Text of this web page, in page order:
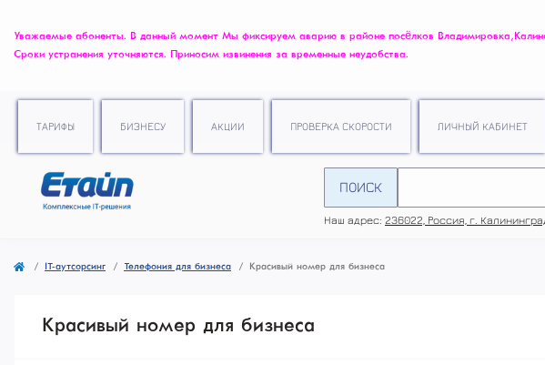
Уважаемые абоненты. В данный момент Мы фиксируем аварию в районе посёлков Владимировка,
Сроки устранения уточняются. Приносим извинения за временные неудобства.
ТАРИФЫ БИЗНЕСУ АКЦИИ ПРОВЕРКА СКОРОСТИ ЛИЧНЫЙ КАБИНЕТ
ПОИСК
Наш адрес: 236022, Россия, г.
IT-аутсорсинг Телефония для бизнеса Красивый номер для бизнеса
Красивый номер для бизнеса